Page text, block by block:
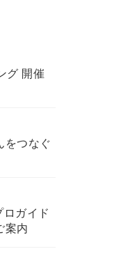
グ 開催
をつなぐ
ロガイド
案内